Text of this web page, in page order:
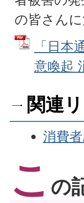
の皆さん
「日
意喚起
関連
消費
こ の